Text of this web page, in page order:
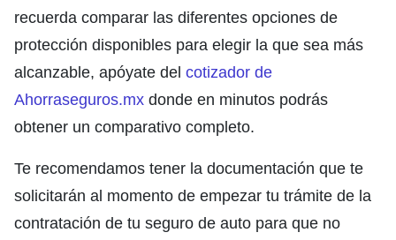
recuerda comparar las diferentes opciones de
protección disponibles para elegir la que sea más
alcanzable, apóyate del cotizador de
Ahorraseguros.mx donde en minutos podrás
obtener un comparativo completo.
Te recomendamos tener la documentación que te
solicitarán al momento de empezar tu trámite de la
contratación de tu seguro de auto para que no